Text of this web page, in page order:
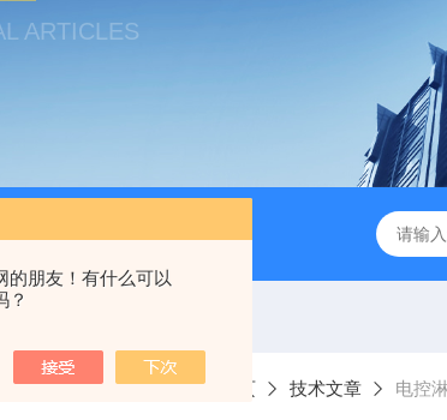
的朋友！有什么可以
？
ARTICLES
*GB/T 50080-2016标准普通混凝土泌水率试
当前位置： 首页 技术文章 电控